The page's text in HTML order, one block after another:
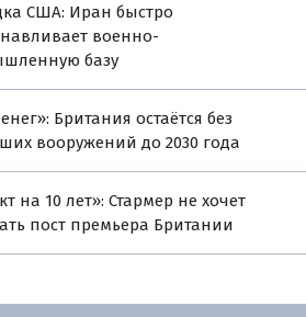
США: Иран быстро
военно-
базу
Британия остаётся без
вооружений до 2030 года
на 10 лет»: Стармер не хочет
пост премьера Британии